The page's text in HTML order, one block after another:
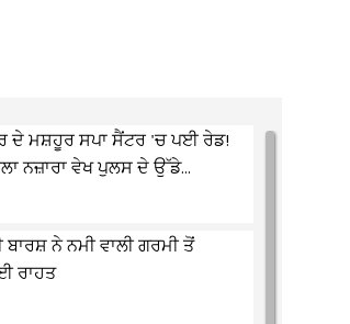
ਦੇ ਮਸ਼ਹੂਰ ਸਪਾ ਸੈਂਟਰ 'ਚ ਪਈ ਰੇਡ!
ਨਜ਼ਾਰਾ ਵੇਖ ਪੁਲਸ ਦੇ ਉੱਡੇ...
ਬਾਰਸ਼ ਨੇ ਨਮੀ ਵਾਲੀ ਗਰਮੀ ਤੋਂ
ਰਾਹਤ